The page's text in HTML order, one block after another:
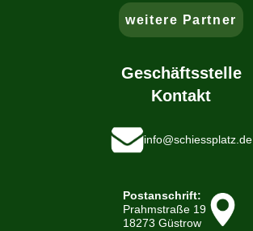
weitere Partner
Geschäftsstelle
Kontakt
info@schiessplatz.de
Postanschrift:
Prahmstraße 19
18273 Güstrow